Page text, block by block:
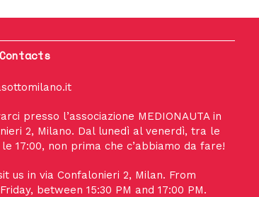
presso l’associazione MEDIONAUTA in
2, Milano. Dal lunedì al venerdì, tra le
17:00, non prima che c’abbiamo da fare!
us in via Confalonieri 2, Milan. From
between 15:30 PM and 17:00 PM.